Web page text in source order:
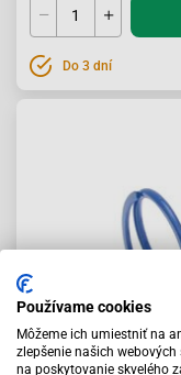
Do 3 dní
Používame cookies
Môžeme ich umiestniť na
zlepšenie našich
na poskytovanie skvelého